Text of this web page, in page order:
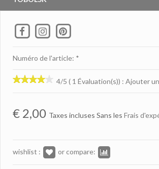
Numéro de l'article: *
4/5 ( 1 Évaluation(s)) : Ajouter
€ 2,00 Taxes incluses Sans les Frais
wishlist : or compare: